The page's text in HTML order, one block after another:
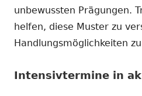
unbewussten Prägungen.
helfen, diese Muster zu
Handlungsmöglichkeiten
Intensivtermine in